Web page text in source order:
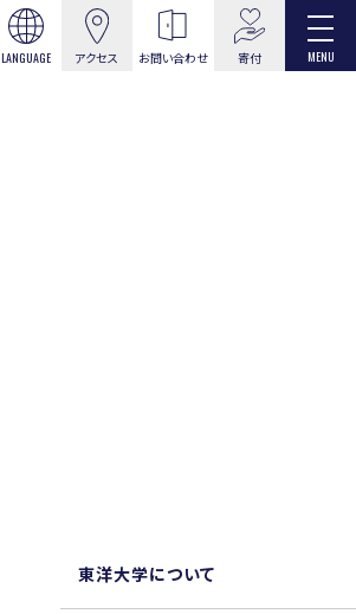
LANGUAGE アクセス お問い合わせ 寄付 MENU
東洋大学について